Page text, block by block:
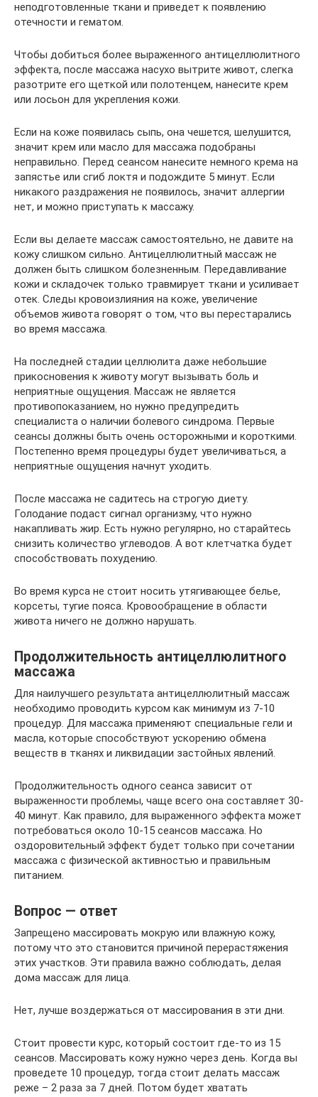
неподготовленные ткани и приведет к появлению
отечности и гематом.
Чтобы добиться более выраженного антицеллюлитного
эффекта, после массажа насухо вытрите живот, слегка
разотрите его щеткой или полотенцем, нанесите крем
или лосьон для укрепления кожи.
Если на коже появилась сыпь, она чешется, шелушится,
значит крем или масло для массажа подобраны
неправильно. Перед сеансом нанесите немного крема на
запястье или сгиб локтя и подождите 5 минут. Если
никакого раздражения не появилось, значит аллергии
нет, и можно приступать к массажу.
Если вы делаете массаж самостоятельно, не давите на
кожу слишком сильно. Антицеллюлитный массаж не
должен быть слишком болезненным. Передавливание
кожи и складочек только травмирует ткани и усиливает
отек. Следы кровоизлияния на коже, увеличение
объемов живота говорят о том, что вы перестарались
во время массажа.
На последней стадии целлюлита даже небольшие
прикосновения к животу могут вызывать боль и
неприятные ощущения. Массаж не является
противопоказанием, но нужно предупредить
специалиста о наличии болевого синдрома. Первые
сеансы должны быть очень осторожными и короткими.
Постепенно время процедуры будет увеличиваться, а
неприятные ощущения начнут уходить.
После массажа не садитесь на строгую диету.
Голодание подаст сигнал организму, что нужно
накапливать жир. Есть нужно регулярно, но старайтесь
снизить количество углеводов. А вот клетчатка будет
способствовать похудению.
Во время курса не стоит носить утягивающее белье,
корсеты, тугие пояса. Кровообращение в области
живота ничего не должно нарушать.
Продолжительность антицеллюлитного
массажа
Для наилучшего результата антицеллюлитный массаж
необходимо проводить курсом как минимум из 7-10
процедур. Для массажа применяют специальные гели и
масла, которые способствуют ускорению обмена
веществ в тканях и ликвидации застойных явлений.
Продолжительность одного сеанса зависит от
выраженности проблемы, чаще всего она составляет 30-
40 минут. Как правило, для выраженного эффекта может
потребоваться около 10-15 сеансов массажа. Но
оздоровительный эффект будет только при сочетании
массажа с физической активностью и правильным
питанием.
Вопрос — ответ
Запрещено массировать мокрую или влажную кожу,
потому что это становится причиной перерастяжения
этих участков. Эти правила важно соблюдать, делая
дома массаж для лица.
Нет, лучше воздержаться от массирования в эти дни.
Стоит провести курс, который состоит где-то из 15
сеансов. Массировать кожу нужно через день. Когда вы
проведете 10 процедур, тогда стоит делать массаж
реже – 2 раза за 7 дней. Потом будет хватать